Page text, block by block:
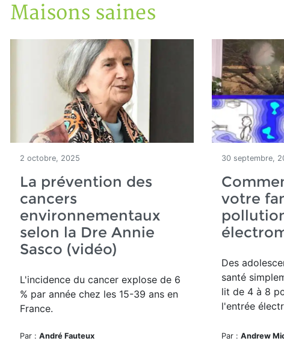
Accueil
Articles
Maisons saines
Maisons saines
2 octobre, 2025
La prévention des
cancers
environnementaux
selon la Dre Annie
Sasco (vidéo)
L'incidence du cancer explose de 6
% par année chez les 15-39 ans en
France.
Par : André Fauteux
30 septembre,
votre
Des
santé
lit de 4 à 8
l'entrée
Par : Andrew